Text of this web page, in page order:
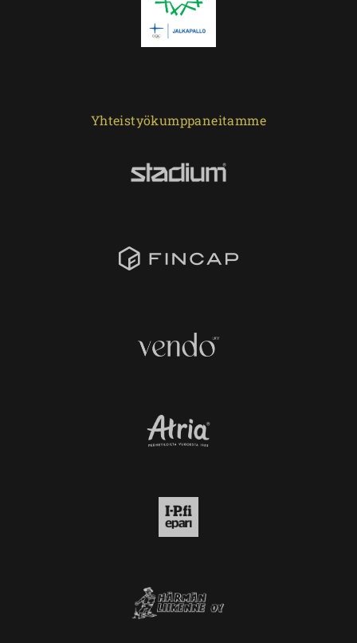
Yhteistyökumppaneitamme